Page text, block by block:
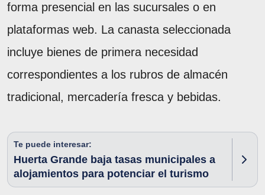
forma presencial en las sucursales o en
plataformas web. La canasta seleccionada
incluye bienes de primera necesidad
correspondientes a los rubros de almacén
tradicional, mercadería fresca y bebidas.
Te puede interesar:
Huerta Grande baja tasas municipales a
alojamientos para potenciar el turismo